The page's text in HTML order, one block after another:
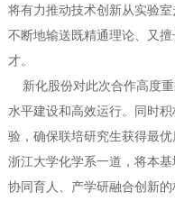
将有力推动技术创新从实验
不断地输送既精通理论、又
才。
新化股份对此次合作高度重
水平建设和高效运行。同时
验，确保联培研究生获得最
浙江大学化学系一道，将本
协同育人、产学研融合创新的